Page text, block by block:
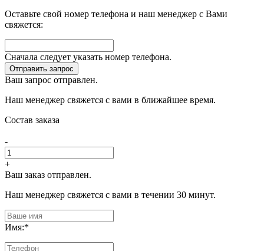
Оставьте свой номер телефона и наш менеджер с Вами
свяжется:
Сначала следует указать номер телефона.
Отправить запрос
Ваш запрос отправлен.
Наш менеджер свяжется с вами в ближайшее время.
Состав заказа
-
+
Ваш заказ отправлен.
Наш менеджер свяжется с вами в течении 30 минут.
Имя:*